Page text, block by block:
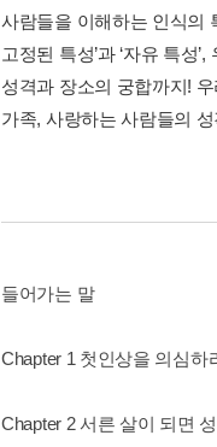
사람들을 이해하는 인식의
고정된 특성’과 ‘자유 특성
성격과 장소의 궁합까지!
가족, 사랑하는 사람들의
들어가는 말
Chapter 1 첫인상을 의심
Chapter 2 서른 살이 되면